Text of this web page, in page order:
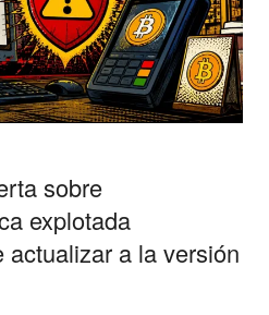
sobre
explotada
actualizar a la versión